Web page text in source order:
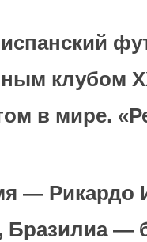
клубом
в мире.
— Рикардо
Бразилиа —